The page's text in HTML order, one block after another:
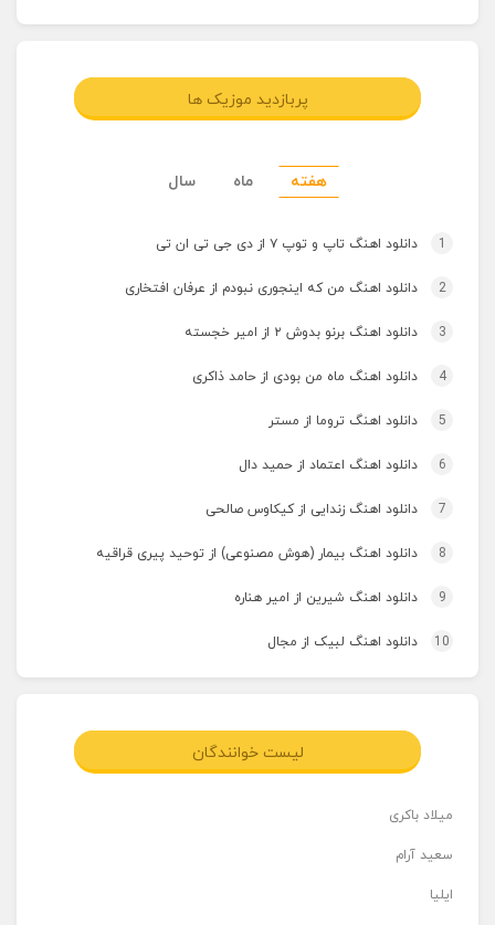
پربازدید موزیک ها
هفته ماه سال
1 دانلود اهنگ تاپ و توپ ۷ از دی جی تی ان تی
2 دانلود اهنگ من که اینجوری نبودم از عرفان افتخاری
3 دانلود اهنگ برنو بدوش ۲ از امیر خجسته
4 دانلود اهنگ ماه من بودی از حامد ذاکری
5 دانلود اهنگ تروما از مستر
6 دانلود اهنگ اعتماد از حمید دال
7 دانلود اهنگ زندایی از کیکاوس صالحی
8 دانلود اهنگ بیمار (هوش مصنوعی) از توحید پیری قراقیه
9 دانلود اهنگ شیرین از امیر هناره
10 دانلود اهنگ لبیک از مجال
لیست خوانندگان
میلاد باکری
سعید آرام
ایلیا